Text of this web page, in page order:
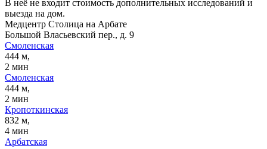
В неё не входит стоимость дополнительных исследований и
выезда на дом.
Медцентр Столица на Арбате
Большой Власьевский пер., д. 9
Смоленская
444 м,
2 мин
Смоленская
444 м,
2 мин
Кропоткинская
832 м,
4 мин
Арбатская